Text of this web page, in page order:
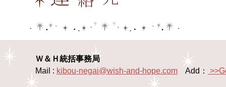
Ｗ＆Ｈ統括事務局
Mail : kibou-negai@wish-and-hope.com Add：